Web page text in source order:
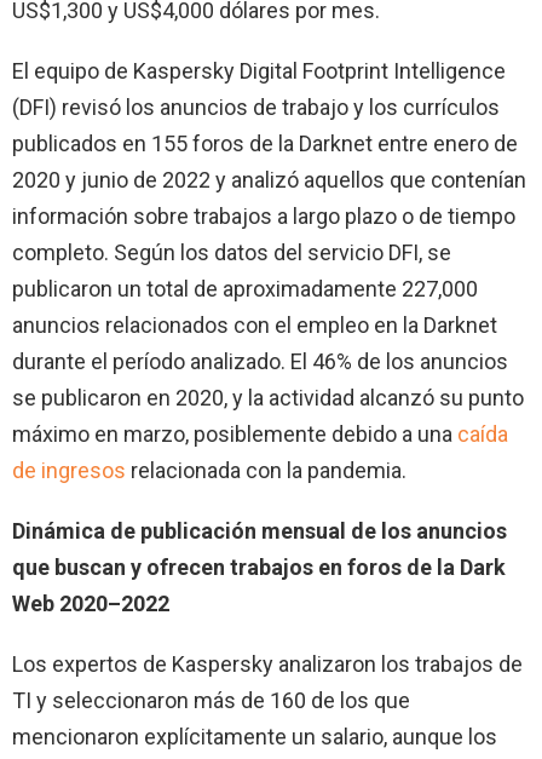
US$1,300 y US$4,000 dólares por mes.
El equipo de Kaspersky Digital Footprint Intelligence
(DFI) revisó los anuncios de trabajo y los currículos
publicados en 155 foros de la Darknet entre enero de
2020 y junio de 2022 y analizó aquellos que contenían
información sobre trabajos a largo plazo o de tiempo
completo. Según los datos del servicio DFI, se
publicaron un total de aproximadamente 227,000
anuncios relacionados con el empleo en la Darknet
durante el período analizado. El 46% de los anuncios
se publicaron en 2020, y la actividad alcanzó su punto
máximo en marzo, posiblemente debido a una caída
de ingresos relacionada con la pandemia.
Dinámica de publicación mensual de los anuncios
que buscan y ofrecen trabajos en foros de la Dark
Web 2020–2022
Los expertos de Kaspersky analizaron los trabajos de
TI y seleccionaron más de 160 de los que
mencionaron explícitamente un salario, aunque los